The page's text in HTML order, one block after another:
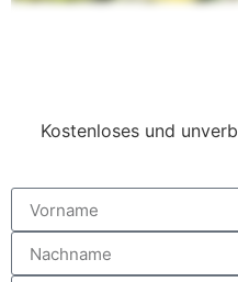
Kostenloses und